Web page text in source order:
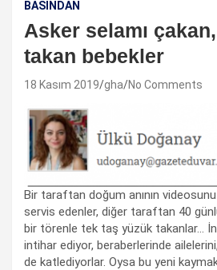
BASINDAN
Asker selamı
takan bebekler
18 Kasım 2019 gha No Comments
Bir taraftan doğum anının
servis edenler, diğer taraftan 40
bir törenle tek taş yüzük takanlar…
intihar ediyor, beraberlerinde
de katlediyorlar. Oysa bu yeni